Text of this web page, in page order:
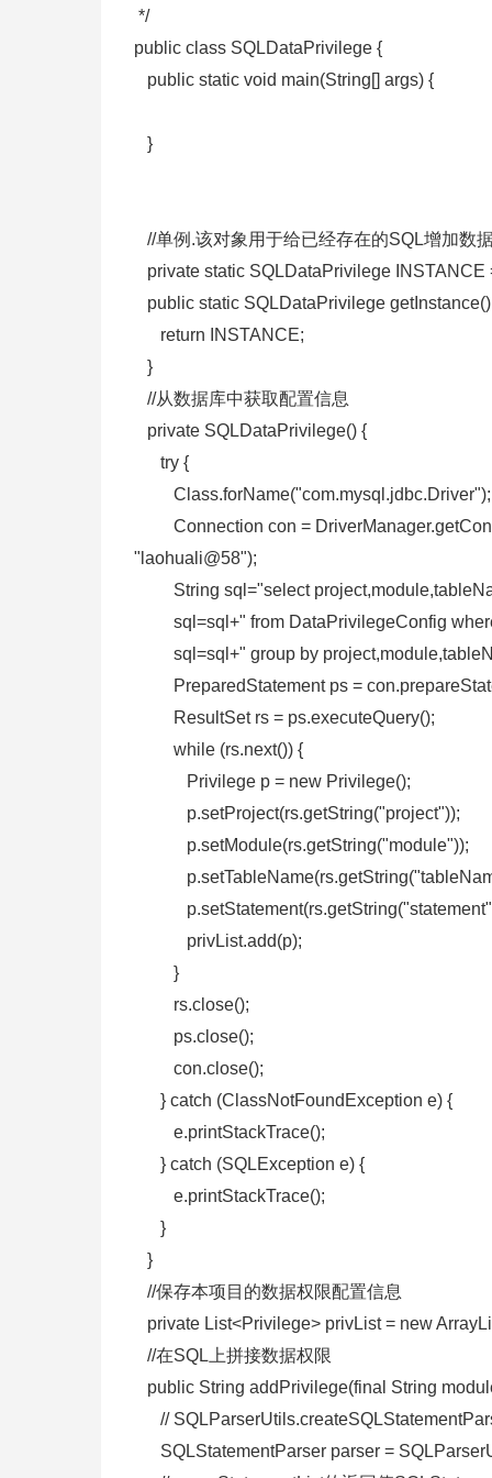
*/
public class SQLDataPrivilege {
public static void main(String[] args) {
}
//单例.该对象用于给已经存在的SQL增加数
private static SQLDataPrivilege INSTANCE
public static SQLDataPrivilege
return INSTANCE;
}
//从数据库中获取配置信息
private SQLDataPrivilege() {
try {
Class.forName("com.mysql.jdbc.Driver");
Connection con =
"laohuali@58");
String sql="select
sql=sql+" from DataPrivilegeConfig
sql=sql+" group by
PreparedStatement ps =
ResultSet rs = ps.executeQuery();
while (rs.next()) {
Privilege p = new Privilege();
p.setProject(rs.getString("project"));
p.setModule(rs.getString("module"));
privList.add(p);
}
rs.close();
ps.close();
con.close();
} catch (ClassNotFoundException e) {
e.printStackTrace();
} catch (SQLException e) {
e.printStackTrace();
}
}
//保存本项目的数据权限配置信息
private List<Privilege> privList = new
//在SQL上拼接数据权限
public String addPrivilege(final String
//
SQLStatementParser parser =